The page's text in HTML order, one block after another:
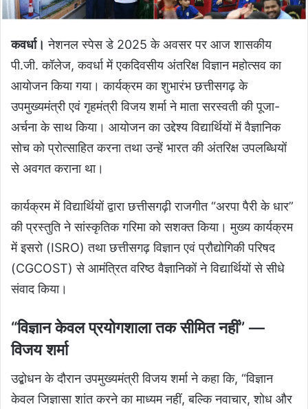
कवर्धा। नेशनल स्पेस डे 2025 के अवसर पर आज शासकीय
पी.जी. कॉलेज, कवर्धा में एकदिवसीय अंतरिक्ष विज्ञान महोत्सव का
आयोजन किया गया। कार्यक्रम का शुभारंभ छत्तीसगढ़ के
उपमुख्यमंत्री एवं गृहमंत्री विजय शर्मा ने माता सरस्वती की पूजा-
अर्चना के साथ किया। आयोजन का उद्देश्य विद्यार्थियों में वैज्ञानिक
सोच को प्रोत्साहित करना तथा उन्हें भारत की अंतरिक्ष उपलब्धियों
से अवगत कराना था।
कार्यक्रम में विद्यार्थियों द्वारा छत्तीसगढ़ी राजगीत “अरपा पैरी के धार”
की प्रस्तुति ने सांस्कृतिक गरिमा को सशक्त किया। मुख्य कार्यक्रम
में इसरो (ISRO) तथा छत्तीसगढ़ विज्ञान एवं प्रौद्योगिकी परिषद
(CGCOST) से आमंत्रित वरिष्ठ वैज्ञानिकों ने विद्यार्थियों से सीधे
संवाद किया।
“विज्ञान केवल प्रयोगशाला तक सीमित नहीं” —
विजय शर्मा
उद्बोधन के दौरान उपमुख्यमंत्री विजय शर्मा ने कहा कि, “विज्ञान
केवल जिज्ञासा शांत करने का माध्यम नहीं, बल्कि नवाचार, शोध और